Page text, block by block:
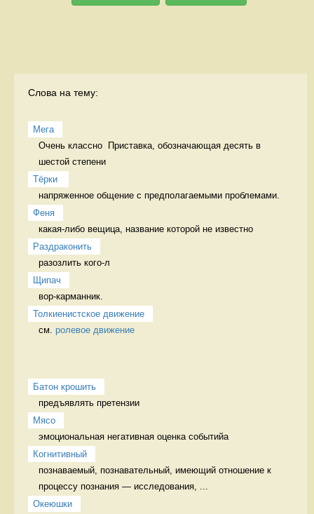
Слова на тему:
Мега
Очень классно  Приставка, обозначающая десять в
шестой степени
Тёрки
напряженное общение с предполагаемыми проблемами.
Феня
какая-либо вещица, название которой не известно
Раздраконить
разозлить кого-л
Щипач
вор-карманник.
Толкиенистское движение
см. ролевое движение
Батон крошить
предъявлять претензии
Мясо
эмоциональная негативная оценка событийа
Когнитивный
познаваемый, познавательный, имеющий отношение к
процессу познания — исследования, ...
Океюшки